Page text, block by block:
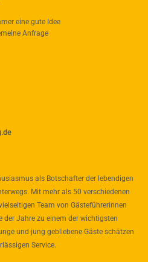
eine gute Idee
Anfrage
als Botschafter der lebendigen
Mit mehr als 50 verschiedenen
Team von Gästeführerinnen
der Jahre zu einem der wichtigsten
und jung gebliebene Gäste schätzen
Service.